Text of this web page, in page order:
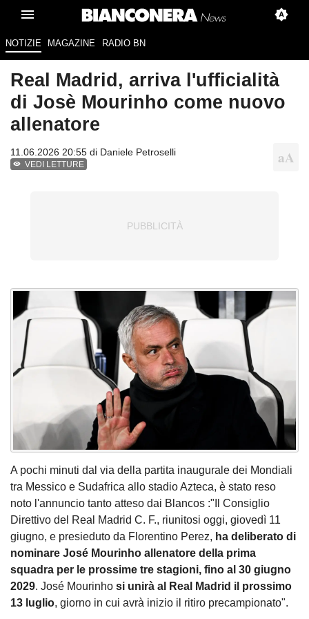
NOTIZIE MAGAZINE RADIO BN
Real Madrid, arriva l'ufficialità
di Josè Mourinho come nuovo
allenatore
11.06.2026 20:55 di Daniele Petroselli
VEDI LETTURE
A pochi minuti dal via della partita inaugurale dei Mondiali
tra Messico e Sudafrica allo stadio Azteca, è stato reso
noto l'annuncio tanto atteso dai Blancos :"Il Consiglio
Direttivo del Real Madrid C. F., riunitosi oggi, giovedì 11
giugno, e presieduto da Florentino Perez, ha deliberato di
nominare José Mourinho allenatore della prima
squadra per le prossime tre stagioni, fino al 30 giugno
2029. José Mourinho si unirà al Real Madrid il prossimo
13 luglio, giorno in cui avrà inizio il ritiro precampionato".